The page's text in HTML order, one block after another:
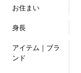
お住まい
身長
アイテム｜ブラ
ンド